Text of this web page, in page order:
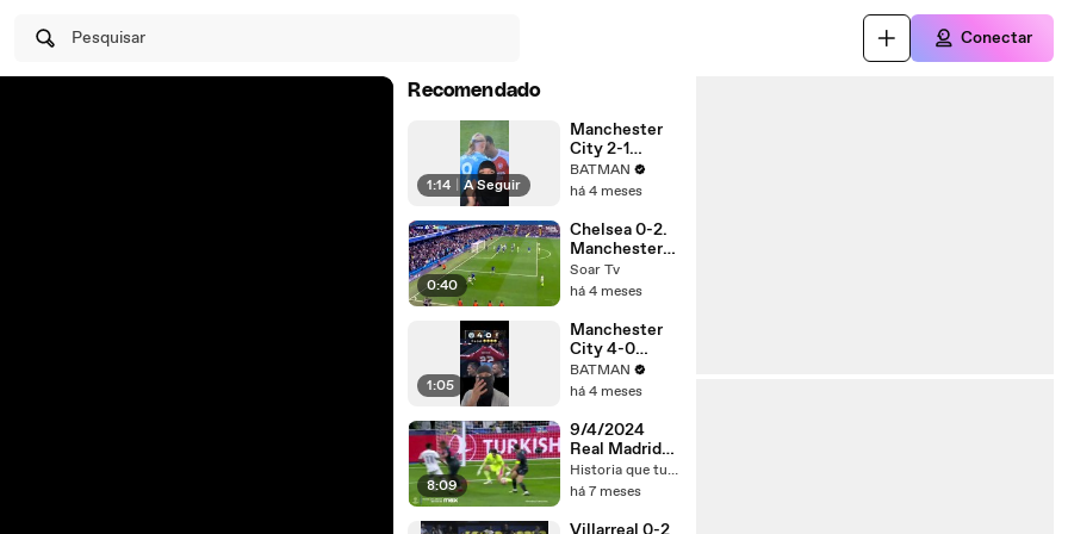
Pesquisar Conectar
Recomendado
1:14 A Seguir
Manchester
City 2-1
Arsenal
BATMAN
há 4 meses
0:40
Chelsea 0-2.
Manchester
City
Soar Tv
há 4 meses
1:05
Manchester
City 4-0
Liverpool ⚽️
BATMAN
há 4 meses
8:09
9/4/2024
Real Madrid-
Manchester
City F.C. (3-3)
League
Historia que tu hiciste
há 7 meses